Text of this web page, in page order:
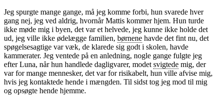
Jeg spurgte mange gange, må jeg komme forbi, hun svarede hver
gang nej, jeg ved aldrig, hvornår Mattis kommer hjem. Hun turde
ikke møde mig i byen, det var et helvede, jeg kunne ikke holde det
ud, jeg ville ikke ødelægge familien, børnene havde det fint nu, det
spøgelsesagtige var væk, de klarede sig godt i skolen, havde
kammerater. Jeg ventede på en anledning, nogle gange fulgte jeg
efter Luna, når hun handlede dagligvarer, modet svigtede mig, der
var for mange mennesker, det var for risikabelt, hun ville afvise mig,
hvis jeg kontaktede hende i mængden. Til sidst tog jeg mod til mig
og opsøgte hende hjemme.